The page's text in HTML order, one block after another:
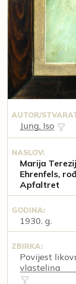
AUTOR/
Jung, Iso
NASLOV:
Marija
Ehrenfels,
Apfaltret
GODINA:
1930. g.
ZBIRKA:
Povijest
vlastelina